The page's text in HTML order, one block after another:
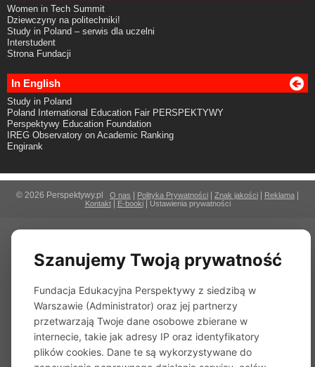
Women in Tech Summit
Dziewczyny na politechniki!
Study in Poland – serwis dla uczelni
Interstudent
Strona Fundacji
In English
Study in Poland
Poland International Education Fair PERSPEKTYWY
Perspektywy Education Foundation
IREG Observatory on Academic Ranking
Engirank
© 2026 Perspektywy.pl O nas | Polityka Prywatności | Znak jakości | Reklama |
Kontakt| E-booki| Ustawienia prywatności
Szanujemy Twoją prywatność
Fundacja Edukacyjna Perspektywy z siedzibą w
Warszawie (Administrator) oraz jej partnerzy
przetwarzają Twoje dane osobowe zbierane w
internecie, takie jak adresy IP oraz identyfikatory
plików cookies. Dane te są wykorzystywane do